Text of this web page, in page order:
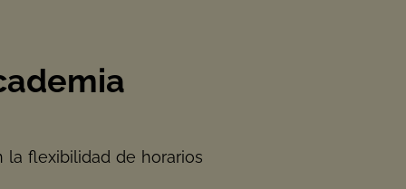
la flexibilidad de horarios